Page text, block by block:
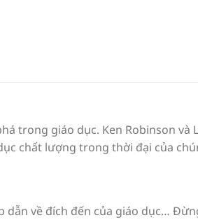
trong giáo dục. Ken Robinson và
chất lượng trong thời đại của
về đích đến của giáo dục…